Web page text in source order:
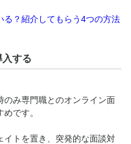
る？紹介してもらう4つの方法
する
のみ専門職とのオンライン面
です。
イトを置き、突発的な面談対